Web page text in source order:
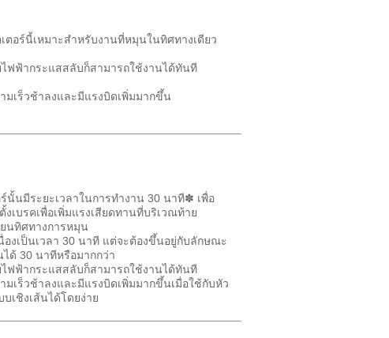
ตอร์นี้เหมาะสำหรับงานที่หมุนในทิศทางเดียว
ฟฟ้ากระแสสลับก็สามารถใช้งานได้ทันที
มเร็วช้าลงและมีแรงบิดเพิ่มมากขึ้น
นั้นมีระยะเวลาในการทำงาน 30 นาที✽ เพื่อ
เบรคเพื่อเพิ่มแรงเสียดทานที่บริเวณท้าย
นทิศทางการหมุน
องเป็นเวลา 30 นาที แต่จะต้องขึ้นอยู่กับลักษณะ
ด้ 30 นาทีหรือมากกว่า
ฟฟ้ากระแสสลับก็สามารถใช้งานได้ทันที
มเร็วช้าลงและมีแรงบิดเพิ่มมากขึ้นเมื่อใช้กับหัว
เชิงเส้นได้โดยง่าย